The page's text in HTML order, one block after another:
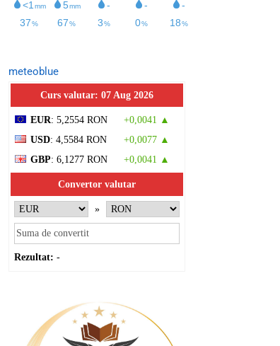
meteoblue
Curs valutar: 07 Aug 2026
EUR: 5,2554 RON
+0,0041 ▲
USD: 4,5584 RON
+0,0077 ▲
GBP: 6,1277 RON +0,0041 ▲
Convertor valutar
»
Rezultat: -